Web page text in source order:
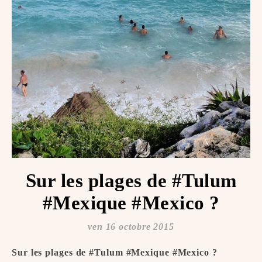
Sur les plages de #Tulum
#Mexique #Mexico ️?
ven 16 octobre 2015
Sur les plages de #Tulum #Mexique #Mexico ️?